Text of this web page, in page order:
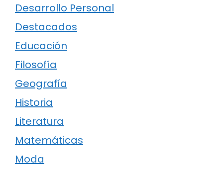
Desarrollo Personal
Destacados
Educación
Filosofía
Geografía
Historia
Literatura
Matemáticas
Moda